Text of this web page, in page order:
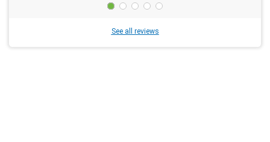
See all reviews